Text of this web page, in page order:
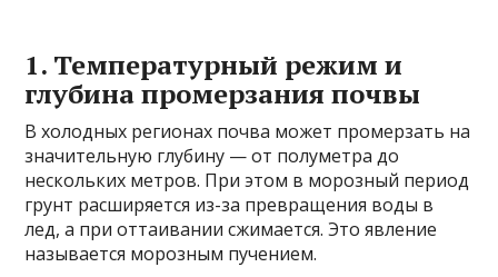
1. Температурный режим и
глубина промерзания почвы
В холодных регионах почва может промерзать на
значительную глубину — от полуметра до
нескольких метров. При этом в морозный период
грунт расширяется из-за превращения воды в
лед, а при оттаивании сжимается. Это явление
называется морозным пучением.